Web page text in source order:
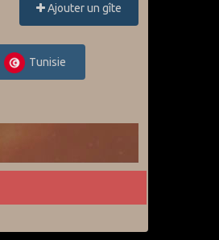
Ajouter un gîte
Tunisie